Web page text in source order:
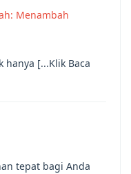
Menambah
hanya [...Klik Baca
tepat bagi Anda